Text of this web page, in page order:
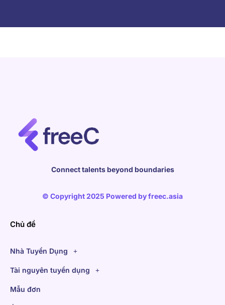
Connect talents beyond boundaries
© Copyright 2025 Powered byfreec.asia
Chủ đề
Nhà Tuyển Dụng
Tài nguyên tuyển dụng
Mẫu đơn